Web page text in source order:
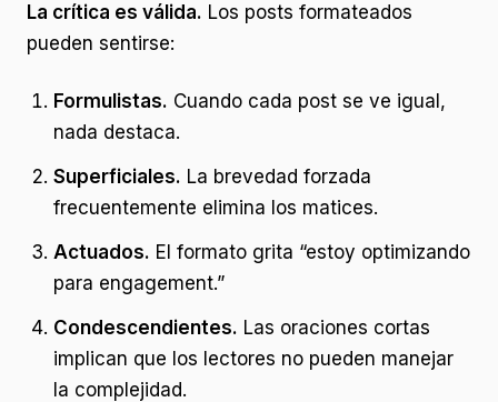
La crítica es válida. Los posts formateados
pueden sentirse:
Formulistas. Cuando cada post se ve igual,
nada destaca.
Superficiales. La brevedad forzada
frecuentemente elimina los matices.
Actuados. El formato grita “estoy optimizando
para engagement.”
Condescendientes. Las oraciones cortas
implican que los lectores no pueden manejar
la complejidad.